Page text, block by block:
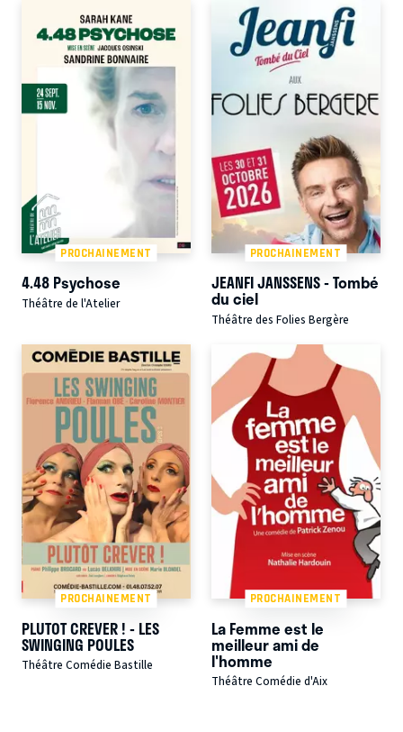
PROCHAINEMENT
4.48 Psychose
Théâtre de l'Atelier
PROCHAINEMENT
JEANFI JANSSENS - Tombé
du ciel
Théâtre des Folies Bergère
PROCHAINEMENT
PLUTOT CREVER ! - LES
SWINGING POULES
Théâtre Comédie Bastille
PROCHAINEMENT
La Femme est le
meilleur ami de
l'homme
Théâtre Comédie d'Aix